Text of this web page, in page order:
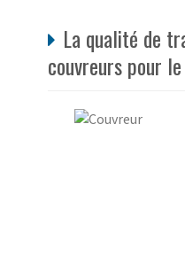
La qualité de
couvreurs pour